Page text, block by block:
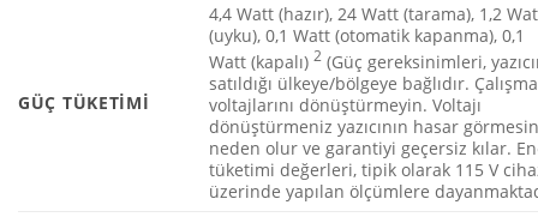
GÜÇ TÜKETIMI
4,4 Watt (hazır), 24 Watt (tarama), 1,2
(uyku), 0,1 Watt (otomatik kapanma), 0,1
Watt(kapalı) 2 (Güç gereksinimleri,
satıldığı ülkeye/bölgeye bağlıdır. Çalışma
voltajlarını dönüştürmeyin. Voltajı
dönüştürmeniz yazıcının hasar
neden olur ve garantiyi geçersiz kılar.
tüketimi değerleri, tipik olarak 115 V
üzerinde yapılan ölçümlere